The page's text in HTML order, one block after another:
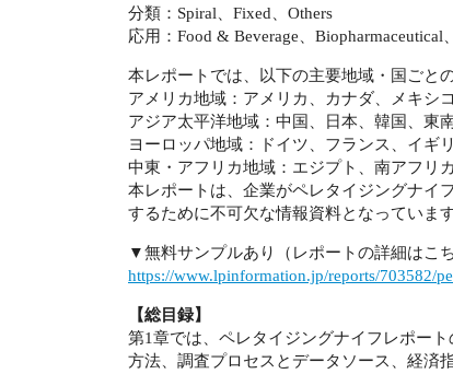
分類：Spiral、Fixed、Others
応用：Food & Beverage、Biopharmaceutical
本レポートでは、以下の主要地域・国ごと
アメリカ地域：アメリカ、カナダ、メキシ
アジア太平洋地域：中国、日本、韓国、東
ヨーロッパ地域：ドイツ、フランス、イギ
中東・アフリカ地域：エジプト、南アフリ
本レポートは、企業がペレタイジングナイ
するために不可欠な情報資料となっています
▼無料サンプルあり（レポートの詳細はこ
https://www.lpinformation.jp/reports/703582/
【総目録】
第1章では、ペレタイジングナイフレポー
方法、調査プロセスとデータソース、経済